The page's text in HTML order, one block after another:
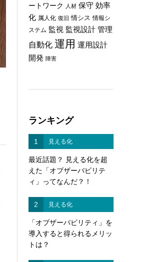
ートワーク
人材 保守 効率
化 属人化 復旧 情シス 情報シ
ステム 監視 監視設計 管理
自動化 運用 運用設計
開発 障害
ランキング
1 見える化
最近話題？ 見える化を超
えた「オブザーバビリテ
ィ」ってなんだ？！
2 見える化
「オブザーバビリティ」を
導入すると得られるメリッ
トは？